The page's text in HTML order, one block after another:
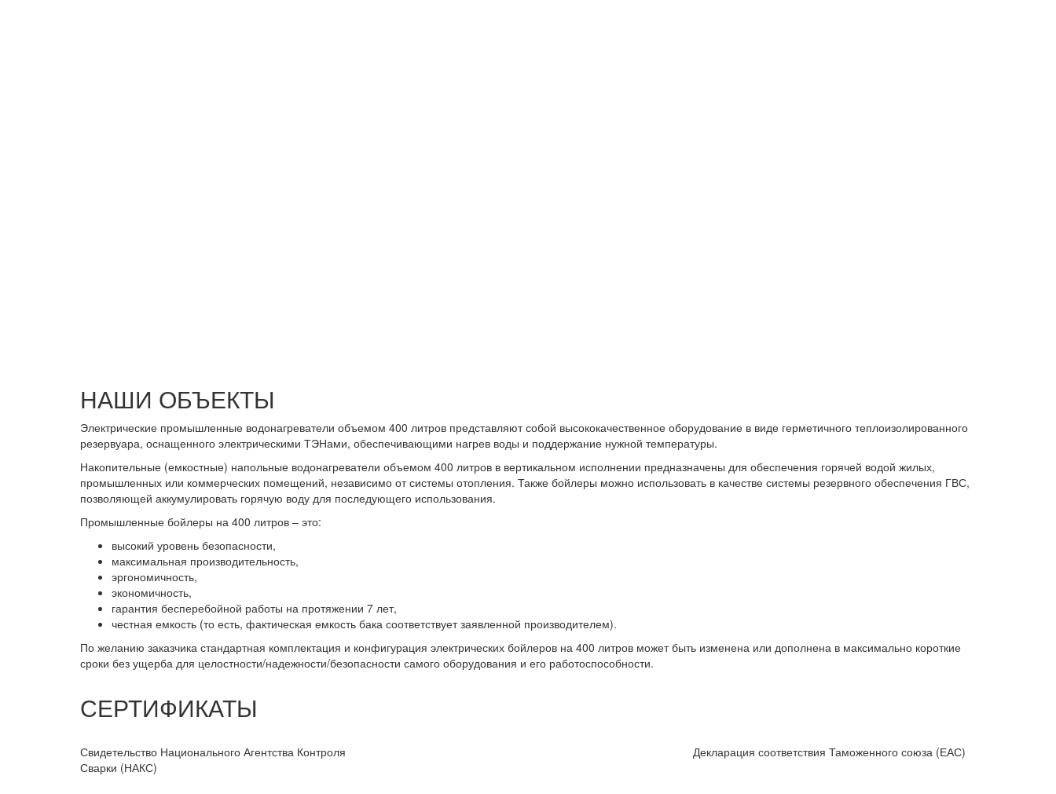
НАШИ ОБЪЕКТЫ
Электрические промышленные водонагреватели объемом 400 литров представляют собой высококачественное оборудование в виде герметичного теплоизолированного
резервуара, оснащенного электрическими ТЭНами, обеспечивающими нагрев воды и поддержание нужной температуры.
Накопительные (емкостные) напольные водонагреватели объемом 400 литров в вертикальном исполнении предназначены для обеспечения горячей водой жилых,
промышленных или коммерческих помещений, независимо от системы отопления. Также бойлеры можно использовать в качестве системы резервного обеспечения ГВС,
позволяющей аккумулировать горячую воду для последующего использования.
Промышленные бойлеры на 400 литров – это:
высокий уровень безопасности,
максимальная производительность,
эргономичность,
экономичность,
гарантия бесперебойной работы на протяжении 7 лет,
честная емкость (то есть, фактическая емкость бака соответствует заявленной производителем).
По желанию заказчика стандартная комплектация и конфигурация электрических бойлеров на 400 литров может быть изменена или дополнена в максимально короткие
сроки без ущерба для целостности/надежности/безопасности самого оборудования и его работоспособности.
СЕРТИФИКАТЫ
Свидетельство Национального Агентства Контроля
Сварки (НАКС)
Декларация соответствия Таможенного союза (ЕАС)